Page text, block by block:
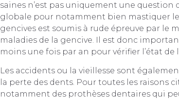
saines n’est pas uniquement une question
globale pour notamment bien mastiquer
gencives est soumis à rude épreuve par le
maladies de la gencive. Il est donc
moins une fois par an pour vérifier l’état
Les accidents ou la vieillesse sont
la perte des dents. Pour toutes les raisons
notamment des prothèses dentaires qui